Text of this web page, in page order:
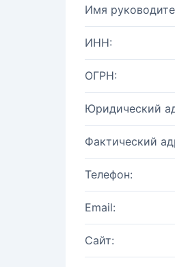
Имя
ИНН:
ОГРН:
Юридический
Фактический
Телефон:
Email:
Сайт: